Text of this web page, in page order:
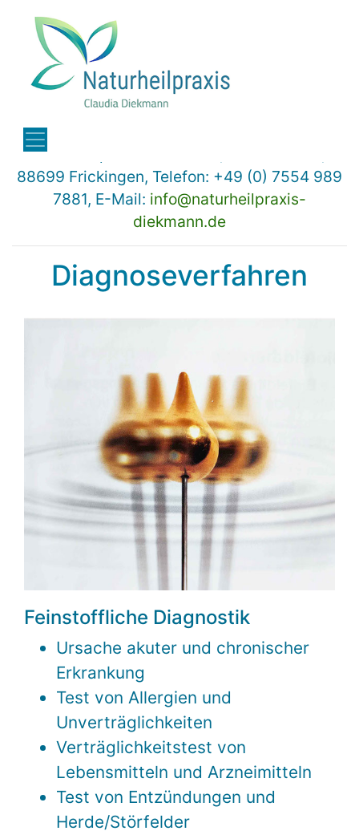
Naturheilpraxis Diekmann, Austraße 17a,
88699 Frickingen, Telefon: +49 (0) 7554 989
7881, E-Mail: info@naturheilpraxis-
diekmann.de
Diagnoseverfahren
Feinstoffliche Diagnostik
Ursache akuter und chronischer
Erkrankung
Test von Allergien und
Unverträglichkeiten
Verträglichkeitstest von
Lebensmitteln und Arzneimitteln
Test von Entzündungen und
Herde/Störfelder